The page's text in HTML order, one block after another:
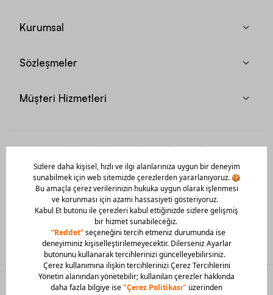
Kurumsal
Sözleşmeler
Müşteri Hizmetleri
Mobil Uygulamamızı Hemen İndir!